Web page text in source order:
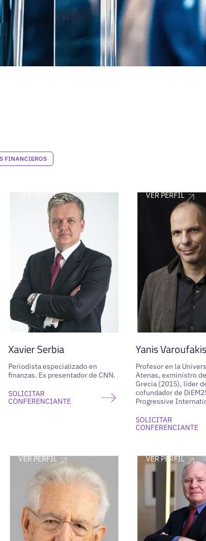
FINANCIEROS
VER PERFIL
Xavier Serbia
Periodista especializado en
finanzas. Ex presentador de CNN.
SOLICITAR
CONFERENCIANTE
VER PERFIL
Yanis Varoufakis
Profesor en la
Atenas, exministro
Grecia (2015), líder
cofundador de
Progressive
SOLICITAR
CONFERENCIANTE
VER PERFIL VER PERFIL